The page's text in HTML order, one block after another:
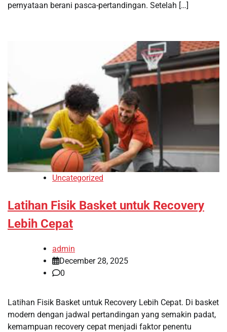
pernyataan berani pasca-pertandingan. Setelah […]
Uncategorized
Latihan Fisik Basket untuk Recovery
Lebih Cepat
admin
December 28, 2025
0
Latihan Fisik Basket untuk Recovery Lebih Cepat. Di basket
modern dengan jadwal pertandingan yang semakin padat,
kemampuan recovery cepat menjadi faktor penentu